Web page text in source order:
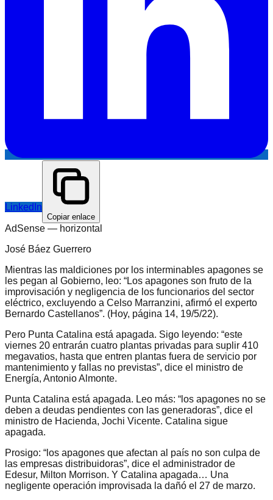
LinkedIn
Copiar enlace
AdSense — horizontal
José Báez Guerrero
Mientras las maldiciones por los interminables apagones se
les pegan al Gobierno, leo: “Los apagones son fruto de la
improvisación y negligencia de los funcionarios del sector
eléctrico, excluyendo a Celso Marranzini, afirmó el experto
Bernardo Castellanos”. (Hoy, página 14, 19/5/22).
Pero Punta Catalina está apagada. Sigo leyendo: “este
viernes 20 entrarán cuatro plantas privadas para suplir 410
megavatios, hasta que entren plantas fuera de servicio por
mantenimiento y fallas no previstas”, dice el ministro de
Energía, Antonio Almonte.
Punta Catalina está apagada. Leo más: “los apagones no se
deben a deudas pendientes con las generadoras”, dice el
ministro de Hacienda, Jochi Vicente. Catalina sigue
apagada.
Prosigo: “los apagones que afectan al país no son culpa de
las empresas distribuidoras”, dice el administrador de
Edesur, Milton Morrison. Y Catalina apagada… Una
negligente operación improvisada la dañó el 27 de marzo.